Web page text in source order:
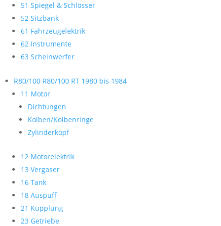
51 Spiegel & Schlösser
52 Sitzbank
61 Fahrzeugelektrik
62 Instrumente
63 Scheinwerfer
R80/100 R80/100 RT 1980 bis 1984
11 Motor
Dichtungen
Kolben/Kolbenringe
Zylinderkopf
12 Motorelektrik
13 Vergaser
16 Tank
18 Auspuff
21 Kupplung
23 Getriebe